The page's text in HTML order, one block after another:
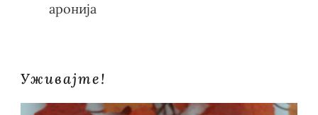
аронија
Уживајте!